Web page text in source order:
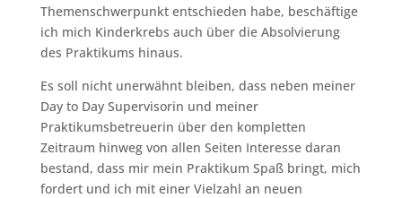
Themenschwerpunkt entschieden habe, beschäftige
ich mich Kinderkrebs auch über die Absolvierung
des Praktikums hinaus.
Es soll nicht unerwähnt bleiben, dass neben meiner
Day to Day Supervisorin und meiner
Praktikumsbetreuerin über den kompletten
Zeitraum hinweg von allen Seiten Interesse daran
bestand, dass mir mein Praktikum Spaß bringt, mich
fordert und ich mit einer Vielzahl an neuen